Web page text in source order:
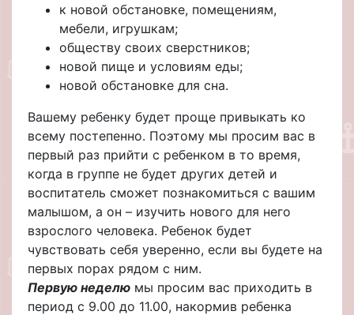
к новой обстановке, помещениям,
мебели, игрушкам;
обществу своих сверстников;
новой пище и условиям еды;
новой обстановке для сна.
Вашему ребенку будет проще привыкать ко
всему постепенно. Поэтому мы просим вас в
первый раз прийти с ребенком в то время,
когда в группе не будет других детей и
воспитатель сможет познакомиться с вашим
малышом, а он – изучить нового для него
взрослого человека. Ребенок будет
чувствовать себя уверенно, если вы будете на
первых порах рядом с ним.
Первую неделю мы просим вас приходить в
период с 9.00 до 11.00, накормив ребенка